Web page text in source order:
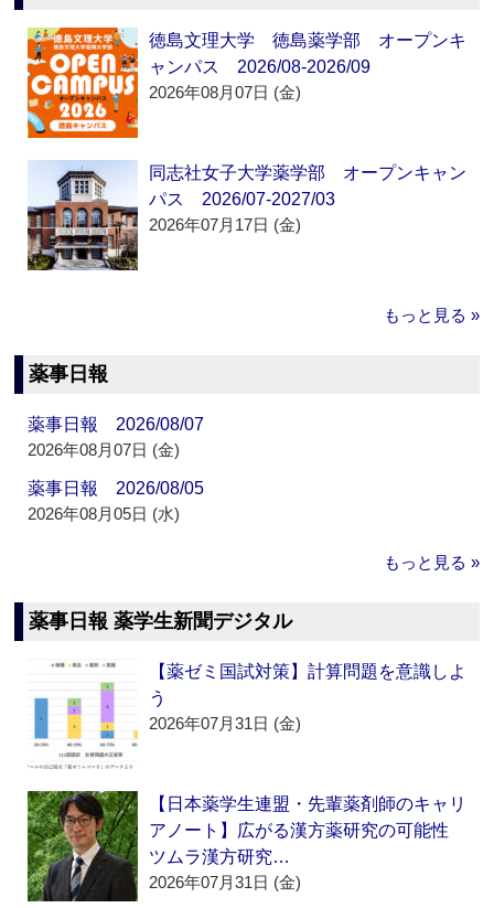
徳島文理大学 徳島薬学部 オープンキ
ャンパス 2026/08-2026/09
2026年08月07日 (金)
同志社女子大学薬学部 オープンキャン
パス 2026/07-2027/03
2026年07月17日 (金)
もっと見る »
薬事日報
薬事日報 2026/08/07
2026年08月07日 (金)
薬事日報 2026/08/05
2026年08月05日 (水)
もっと見る »
薬事日報 薬学生新聞デジタル
【薬ゼミ国試対策】計算問題を意識しよ
う
2026年07月31日 (金)
【日本薬学生連盟・先輩薬剤師のキャリ
アノート】広がる漢方薬研究の可能性
ツムラ漢方研究…
2026年07月31日 (金)